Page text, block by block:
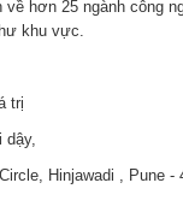
hơn 25 ngành công
khu vực.
trị
dậy,
Hinjawadi , Pune -